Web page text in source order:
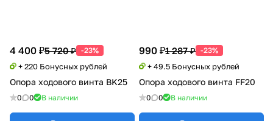
4 400 ₽5 720 ₽ -23%
+ 220 Бонусных рублей
Опора ходового винта BK25
0 0 В наличии
990 ₽1 287 ₽ -23%
+ 49.5 Бонусных рублей
Опора ходового винта FF20
0 0 В наличии